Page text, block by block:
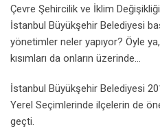
Çevre Şehircilik ve İklim Değişikliği
İstanbul Büyükşehir Belediyesi
yönetimler neler yapıyor? Öyle
kısımları da onların üzerinde…
İstanbul Büyükşehir Belediyesi
Yerel Seçimlerinde ilçelerin de
geçti.